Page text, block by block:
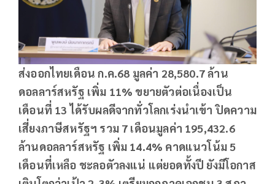
ส่งออกไทยเดือน ก.ค.68 มูลค่า 28,580.7ล้าน
ดอลลาร์สหรัฐ เพิ่ม 11% ขยายตัวต่อเนื่องเป็น
เดือนที่ 13 ได้รับผลดีจากทั่วโลกเร่งนำเข้า ปิดความ
เสี่ยงภาษีสหรัฐฯ รวม 7 เดือนมูลค่า 195,432.6
ล้านดอลลาร์สหรัฐ เพิ่ม 14.4% คาดแนวโน้ม 5
เดือนที่เหลือ ชะลอตัวลงแน่ แต่ยอดทั้งปี ยังมีโอกาส